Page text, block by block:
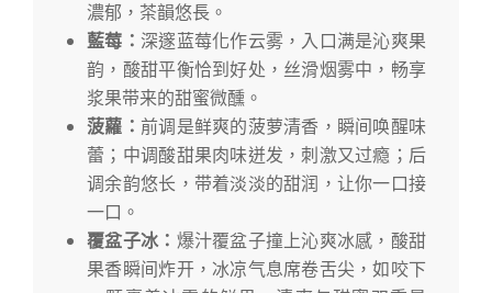
濃郁，茶韻悠長。
藍莓： 深邃蓝莓化作云雾，入口满是沁爽果
韵，酸甜平衡恰到好处，丝滑烟雾中，畅享
浆果带来的甜蜜微醺。
菠蘿： 前调是鲜爽的菠萝清香，瞬间唤醒味
蕾；中调酸甜果肉味迸发，刺激又过瘾；后
调余韵悠长，带着淡淡的甜润，让你一口接
一口。
覆盆子冰： 爆汁覆盆子撞上沁爽冰感，酸甜
果香瞬间炸开，冰凉气息席卷舌尖，如咬下